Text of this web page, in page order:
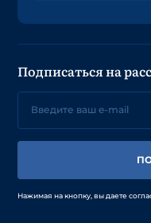
Подписаться на
Нажимая на кнопку, вы даете